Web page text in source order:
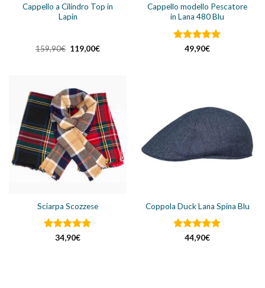
Cappello a Cilindro Top in
Lapin
159,90€ Il
prezzo
119,00€Il
Cappello modello Pescatore
in Lana 480 Blu
Valutato5
49,90€
Sciarpa Scozzese
Valutato5
34,90€
Coppola Duck Lana Spina Blu
Valutato
44,90€